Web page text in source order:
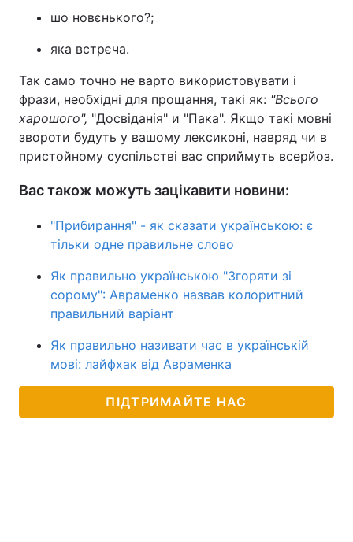
шо новєнького?;
яка встрєча.
Так само точно не варто використовувати і
фрази, необхідні для прощання, такі як: "Всього
харошого", "Досвіданія" и "Пака". Якщо такі мовні
звороти будуть у вашому лексиконі, навряд чи в
пристойному суспільстві вас сприймуть всерйоз.
Вас також можуть зацікавити новини:
"Прибирання" - як сказати українською: є
тільки одне правильне слово
Як правильно українською "Згоряти зі
сорому": Авраменко назвав колоритний
правильний варіант
Як правильно називати час в українській
мові: лайфхак від Авраменка
ПІДТРИМАЙТЕ НАС